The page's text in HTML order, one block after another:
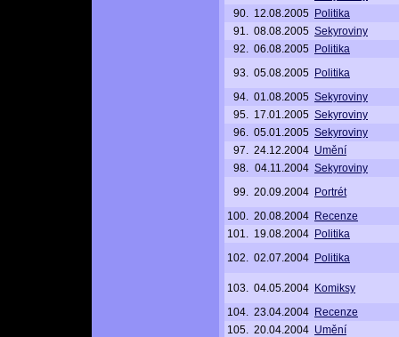
90. 12.08.2005 Politika
91. 08.08.2005 Sekyroviny
92. 06.08.2005 Politika
93. 05.08.2005 Politika
94. 01.08.2005 Sekyroviny
95. 17.01.2005 Sekyroviny
96. 05.01.2005 Sekyroviny
97. 24.12.2004 Umění
98. 04.11.2004 Sekyroviny
99. 20.09.2004 Portrét
100. 20.08.2004 Recenze
101. 19.08.2004 Politika
102. 02.07.2004 Politika
103. 04.05.2004 Komiksy
104. 23.04.2004 Recenze
105. 20.04.2004 Umění